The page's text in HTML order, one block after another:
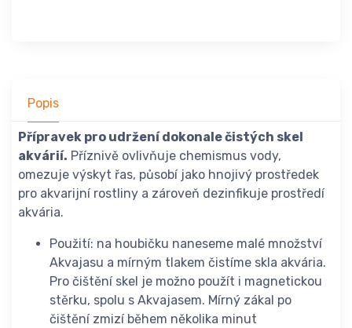
Popis
Přípravek pro udržení dokonale čistých skel
akvárií. Příznivě ovlivňuje chemismus vody,
omezuje výskyt řas, působí jako hnojivý prostředek
pro akvarijní rostliny a zároveň dezinfikuje prostředí
akvária.
Použití: na houbičku naneseme malé množství
Akvajasu a mírným tlakem čistíme skla akvária.
Pro čištění skel je možno použít i magnetickou
stěrku, spolu s Akvajasem. Mírný zákal po
čištění zmizí během několika minut